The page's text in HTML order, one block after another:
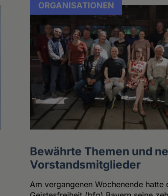
ORGANISATIONEN
Bewährte Themen und
Vorstandsmitglieder
Am vergangenen Wochenende hatte